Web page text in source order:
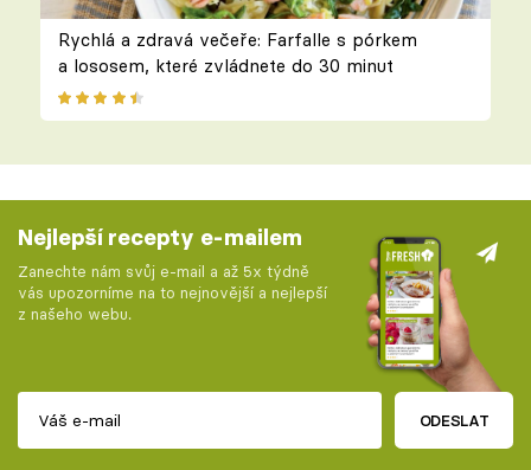
Rychlá a zdravá večeře: Farfalle s pórkem
a lososem, které zvládnete do 30 minut
Nejlepší recepty e-mailem
Zanechte nám svůj e-mail a až 5x týdně
vás upozorníme na to nejnovější a nejlepší
z našeho webu.
ODESLAT